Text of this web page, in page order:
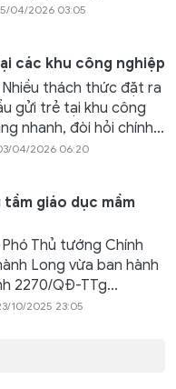
04/2026 03:05
các khu công nghiệp
thách thức đặt ra
gửi trẻ tại khu công
nhanh, đòi hỏi chính...
04/2026 06:20
giáo dục mầm
Thủ tướng Chính
Long vừa ban hành
2270/QĐ-TTg...
10/2025 23:05